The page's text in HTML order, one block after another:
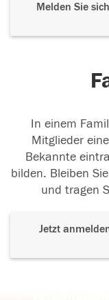
Melden Sie
In einem
Mitglieder
Bekannte
bilden. Bleiben
und tragen
Jetzt